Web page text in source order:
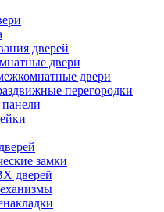
дверей
двери
двери
перегородки
замки
дверей